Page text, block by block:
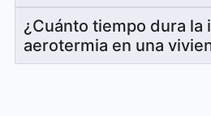
¿Cuánto tiempo dura la
aerotermia en una